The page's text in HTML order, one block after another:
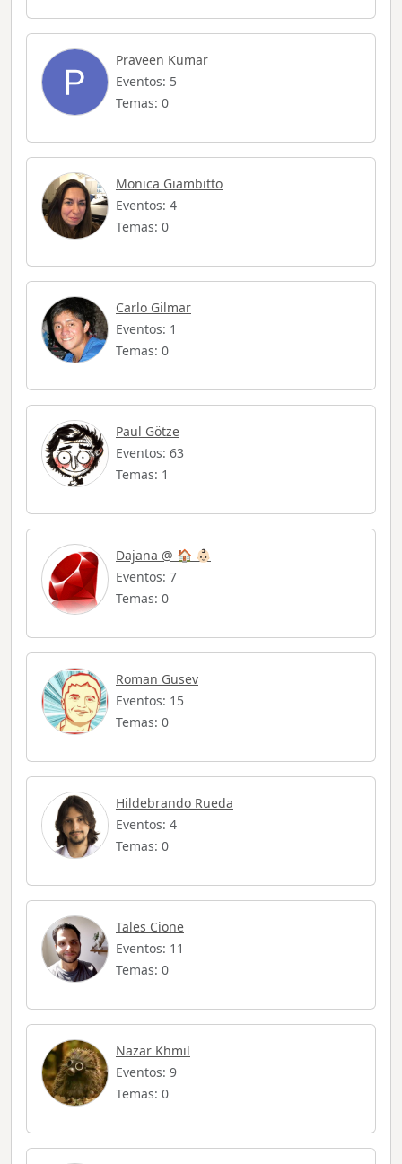
Praveen Kumar
Eventos: 5
Temas: 0
Monica Giambitto
Eventos: 4
Temas: 0
Carlo Gilmar
Eventos: 1
Temas: 0
Paul Götze
Eventos: 63
Temas: 1
Dajana @ 🏠 👶🏻
Eventos: 7
Temas: 0
Roman Gusev
Eventos: 15
Temas: 0
Hildebrando Rueda
Eventos: 4
Temas: 0
Tales Cione
Eventos: 11
Temas: 0
Nazar Khmil
Eventos: 9
Temas: 0